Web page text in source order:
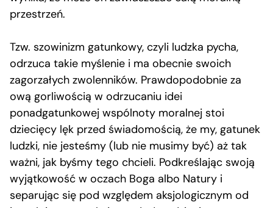
przestrzeń.
Tzw. szowinizm gatunkowy, czyli ludzka pycha,
odrzuca takie myślenie i ma obecnie swoich
zagorzałych zwolenników. Prawdopodobnie za
ową gorliwością w odrzucaniu idei
ponadgatunkowej wspólnoty moralnej stoi
dziecięcy lęk przed świadomością, że my, gatunek
ludzki, nie jesteśmy (lub nie musimy być) aż tak
ważni, jak byśmy tego chcieli. Podkreślając swoją
wyjątkowość w oczach Boga albo Natury i
separując się pod względem aksjologicznym od